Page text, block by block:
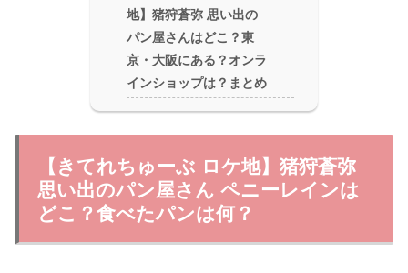
地】猪狩蒼弥 思い出の
パン屋さんはどこ？東
京・大阪にある？オンラ
インショップは？まとめ
【きてれちゅーぶ ロケ地】猪狩蒼弥
思い出のパン屋さん ペニーレインは
どこ？食べたパンは何？